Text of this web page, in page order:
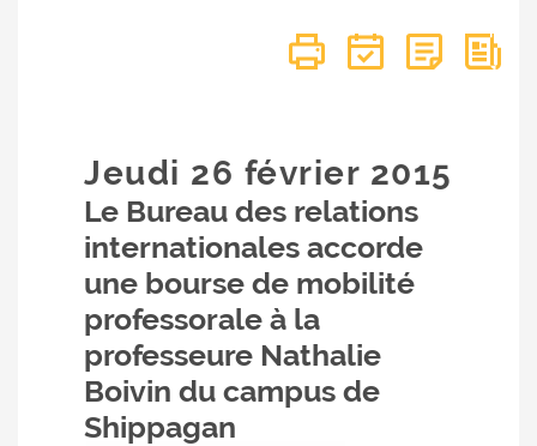
Jeudi 26 février 2015
Le Bureau des relations
internationales accorde
une bourse de mobilité
professorale à la
professeure Nathalie
Boivin du campus de
Shippagan